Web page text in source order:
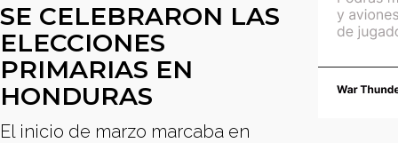
SE CELEBRARON LAS
ELECCIONES
PRIMARIAS EN
HONDURAS
El inicio de marzo marcaba en